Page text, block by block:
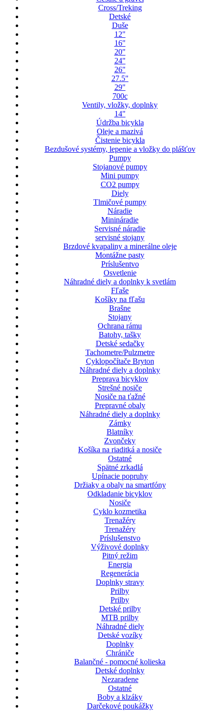
Cross/Treking
Detské
Duše
12"
16"
20"
24"
26"
27.5"
29"
700c
Ventily, vložky, doplnky
14"
Údržba bicykla
Oleje a mazivá
Čistenie bicykla
Bezdušové systémy, lepenie a vložky do plášťov
Pumpy
Stojanové pumpy
Mini pumpy
CO2 pumpy
Diely
Tlmičové pumpy
Náradie
Minináradie
Servisné náradie
servisné stojany
Brzdové kvapaliny a minerálne oleje
Montážne pasty
Príslušentvo
Osvetlenie
Náhradné diely a doplnky k svetlám
Fľaše
Košíky na fľašu
Brašne
Stojany
Ochrana rámu
Batohy, tašky
Detské sedačky
Tachometre/Pulzmetre
Cyklopočítače Bryton
Náhradné diely a doplnky
Preprava bicyklov
Strešné nosiče
Nosiče na ťažné
Prepravné obaly
Náhradné diely a doplnky
Zámky
Blatníky
Zvončeky
Košíka na riaditká a nosiče
Ostatné
Spätné zrkadlá
Upínacie popruhy
Držiaky a obaly na smartfóny
Odkladanie bicyklov
Nosiče
Cyklo kozmetika
Trenažéry
Trenažéry
Príslušenstvo
Výživové doplnky
Pitný režim
Energia
Regenerácia
Doplnky stravy
Prilby
Prilby
Detské prilby
MTB prilby
Náhradné diely
Detské vozíky
Doplnky
Chrániče
Balančné - pomocné kolieska
Detské doplnky
Nezaradene
Ostatné
Boby a klzáky
Darčekové poukážky